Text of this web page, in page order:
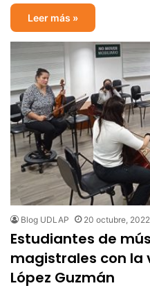
Leer más »
Blog UDLAP 20 octubre, 2022
Estudiantes de
magistrales con la
López Guzmán